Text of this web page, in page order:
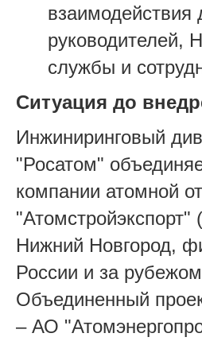
взаимодействия
руководителей,
службы и
Ситуация до
Инжиниринговый
"Росатом"
компании атомной
"Атомстройэкспорт"
Нижний Новгород,
России и за
Объединенный
– АО